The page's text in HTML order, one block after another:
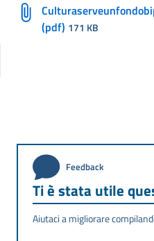
(pdf) 171 KB
Feedback
Ti è stata utile
Aiutaci a migliorare